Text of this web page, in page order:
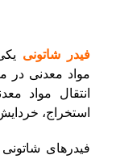
فیدر شاتونی
مواد معدنی در
انتقال مواد
استخراج،
فیدرهای